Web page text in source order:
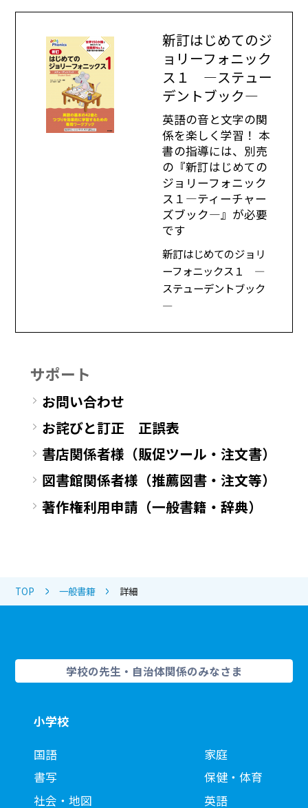
新訂はじめてのジ
ョリーフォニック
ス１ ―ステュー
デントブック―
英語の音と文字の関
係を楽しく学習！ 本
書の指導には、別売
の『新訂はじめての
ジョリーフォニック
ス１―ティーチャー
ズブック―』が必要
です
新訂はじめてのジョリ
ーフォニックス１ ―
ステューデントブック
―
サポート
お問い合わせ
お詫びと訂正 正誤表
書店関係者様（販促ツール・注文書）
図書館関係者様（推薦図書・注文等）
著作権利用申請（一般書籍・辞典）
TOP 一般書籍 詳細
学校の先生・自治体関係のみなさま
小学校
国語
書写
社会・地図
家庭
保健・体育
英語